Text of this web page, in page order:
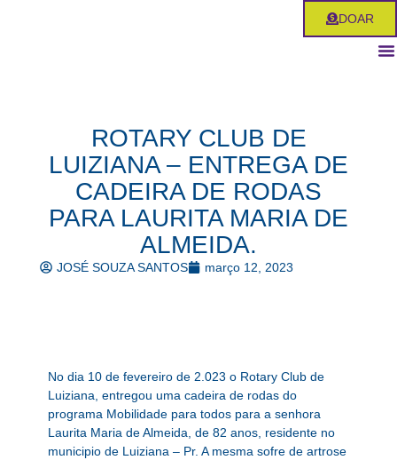
DOAR
ROTARY CLUB DE
LUIZIANA – ENTREGA DE
CADEIRA DE RODAS
PARA LAURITA MARIA DE
ALMEIDA.
JOSÉ SOUZA SANTOS março 12, 2023
No dia 10 de fevereiro de 2.023 o Rotary Club de
Luiziana, entregou uma cadeira de rodas do
programa Mobilidade para todos para a senhora
Laurita Maria de Almeida, de 82 anos, residente no
municipio de Luiziana – Pr. A mesma sofre de artrose